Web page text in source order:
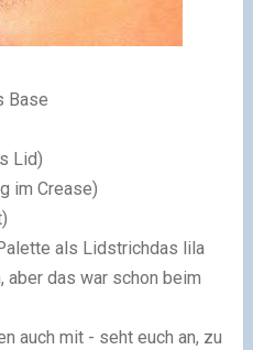
Base
Lid)
im Crease)
als Lidstrichdas lila
aber das war schon beim
auch mit - seht euch an, zu